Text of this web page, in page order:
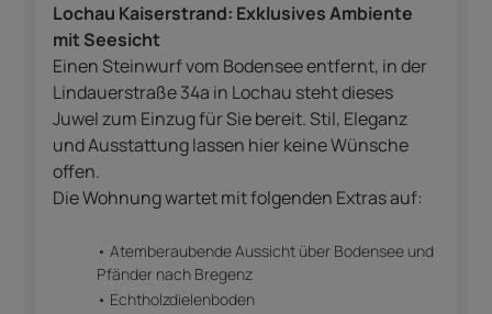
Lochau Kaiserstrand: Exklusives Ambiente
mit Seesicht
Einen Steinwurf vom Bodensee entfernt, in der
Lindauerstraße 34a in Lochau steht dieses
Juwel zum Einzug für Sie bereit. Stil, Eleganz
und Ausstattung lassen hier keine Wünsche
offen.
Die Wohnung wartet mit folgenden Extras auf:
Atemberaubende Aussicht über Bodensee und
Pfänder nach Bregenz
Echtholzdielenboden